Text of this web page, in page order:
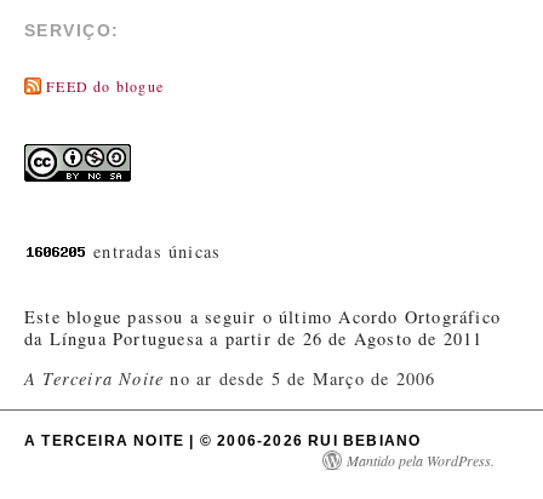
SERVIÇO:
FEED do blogue
entradas únicas
Este blogue passou a seguir o último Acordo Ortográfico
da Língua Portuguesa a partir de 26 de Agosto de 2011
A Terceira Noite no ar desde 5 de Março de 2006
A TERCEIRA NOITE | © 2006-2026 RUI BEBIANO
Mantido pela WordPress.